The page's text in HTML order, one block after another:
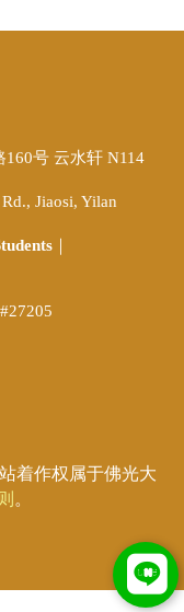
160号 云水轩 N114
Jiaosi, Yilan
着作权属于佛光大
。